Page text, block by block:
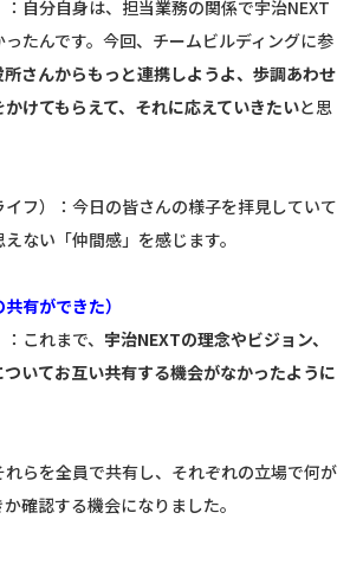
：自分自身は、担当業務の関係で宇治NEXT
たんです。今回、チームビルディングに参
所さんからもっと連携しようよ、歩調あわせ
けてもらえて、それに応えていきたいと思
フ）：今日の皆さんの様子を拝見していて
ない「仲間感」を感じます。
有ができた）
：これまで、 宇治NEXTの理念やビジョン、
いてお互い共有する機会がなかったように
れらを全員で共有し、それぞれの立場で何が
確認する機会になりました。